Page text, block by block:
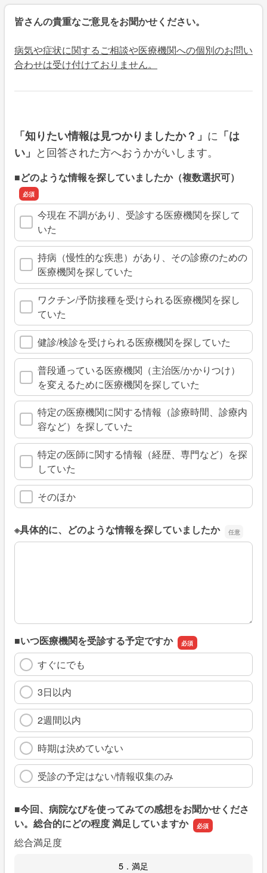
皆さんの貴重なご意見をお聞かせください。
病気や症状に関するご相談や医療機関への個別のお問い
合わせは受け付けておりません。
「知りたい情報は見つかりましたか？」 に 「は
い」 と回答された方へおうかがいします。
■どのような情報を探していましたか（複数選択可）
今現在 不調があり、受診する医療機関を探して
いた
持病（慢性的な疾患）があり、その診療のための
医療機関を探していた
ワクチン/予防接種を受けられる医療機関を探し
ていた
健診/検診を受けられる医療機関を探していた
普段通っている医療機関（主治医/かかりつけ）
を変えるために医療機関を探していた
特定の医療機関に関する情報（診療時間、診療内
容など）を探していた
特定の医師に関する情報（経歴、専門など）を探
していた
そのほか
※具体的に、どのような情報を探していましたか
※具体的に、どのような情報を探していましたか
■いつ医療機関を受診する予定ですか
すぐにでも
3日以内
2週間以内
時期は決めていない
受診の予定はない/情報収集のみ
■今回、病院なびを使ってみての感想をお聞かせくださ
い。総合的にどの程度 満足していますか
総合満足度
5．満足